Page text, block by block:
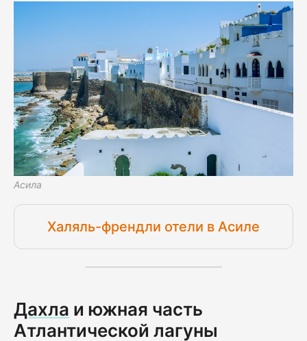
Асила
Халяль-френдли отели в Асиле
Дахла и южная часть
Атлантической лагуны